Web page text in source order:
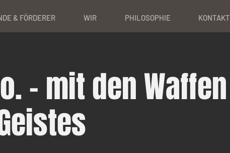
& FÖRDERER WIR PHILOSOPHIE KONTAKT
– mit den Waffen